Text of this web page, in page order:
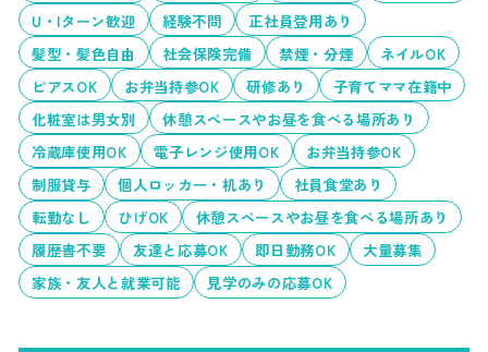
U・Iターン歓迎
経験不問
正社員登用あり
髪型・髪色自由
社会保険完備 禁煙・分煙
ネイルOK
ピアスOK
お弁当持参OK 研修あり
子育てママ在籍中
化粧室は男女別
休憩スペースやお昼を食べる場所あり
冷蔵庫使用OK
電子レンジ使用OK
お弁当持参OK
制服貸与
個人ロッカー・机あり
社員食堂あり
転勤なし
ひげOK
休憩スペースやお昼を食べる場所あり
履歴書不要
友達と応募OK 即日勤務OK
大量募集
家族・友人と就業可能
見学のみの応募OK